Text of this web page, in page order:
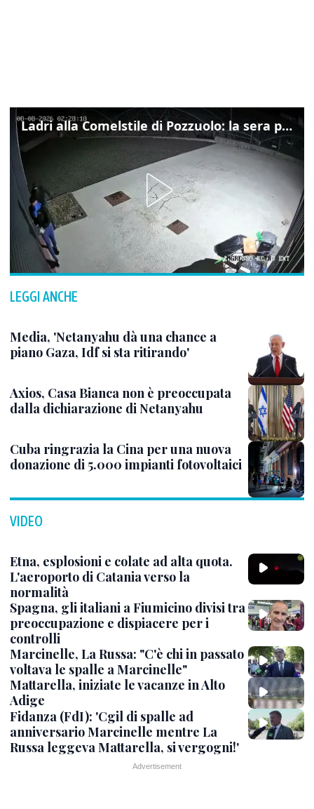
Ladri alla Comelstile di Pozzuolo: la sera prima il tentato furto a Buja, ecco le immagini
LEGGI ANCHE
Media, 'Netanyahu dà una chance a
piano Gaza, Idf si sta ritirando'
Axios, Casa Bianca non è preoccupata
dalla dichiarazione di Netanyahu
Cuba ringrazia la Cina per una nuova
donazione di 5.000 impianti fotovoltaici
VIDEO
Etna, esplosioni e colate ad alta quota.
L'aeroporto di Catania verso la
normalità
Spagna, gli italiani a Fiumicino divisi tra
preoccupazione e dispiacere per i
controlli
Marcinelle, La Russa: "C'è chi in passato
voltava le spalle a Marcinelle"
Mattarella, iniziate le vacanze in Alto
Adige
Fidanza (FdI): 'Cgil di spalle ad
anniversario Marcinelle mentre La
Russa leggeva Mattarella, si vergogni!'